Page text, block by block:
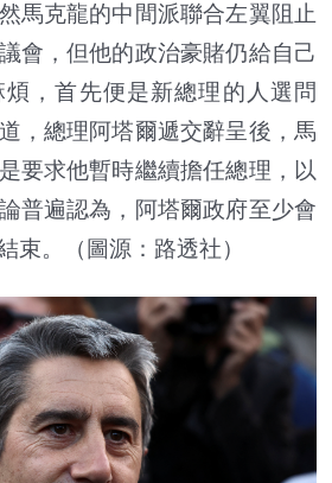
馬克龍的中間派聯合左翼阻止
會，但他的政治豪賭仍給自己
，首先便是新總理的人選問
，總理阿塔爾遞交辭呈後，馬
要求他暫時繼續擔任總理，以
普遍認為，阿塔爾政府至少會
束。（圖源：路透社）